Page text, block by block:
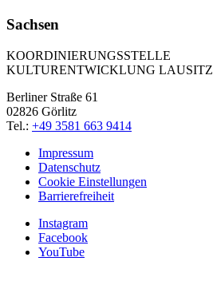
Sachsen
KOORDINIERUNGSSTELLE
KULTURENTWICKLUNG LAUSITZ
Berliner Straße 61
02826 Görlitz
Tel.: +49 3581 663 9414
Impressum
Datenschutz
Cookie Einstellungen
Barrierefreiheit
Instagram
Facebook
YouTube